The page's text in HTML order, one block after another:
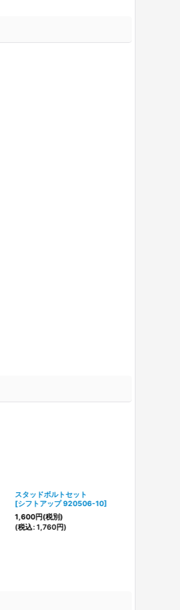
スタッドボルトセット
[シフトアップ 920506-10]
1,600円(税別)
(税込: 1,760円)